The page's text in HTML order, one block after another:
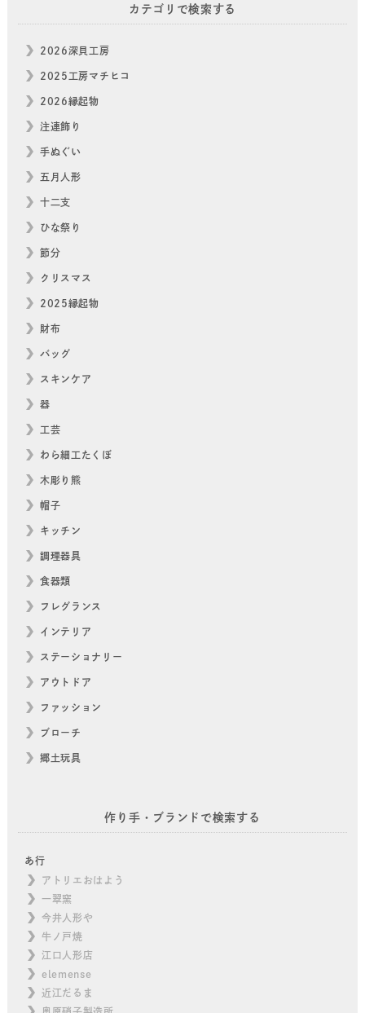
カテゴリで検索する
2026深貝工房
2025工房マチヒコ
2026縁起物
注連飾り
手ぬぐい
五月人形
十二支
ひな祭り
節分
クリスマス
2025縁起物
財布
バッグ
スキンケア
器
工芸
わら細工たくぼ
木彫り熊
帽子
キッチン
調理器具
食器類
フレグランス
インテリア
ステーショナリー
アウトドア
ファッション
ブローチ
郷土玩具
作り手・ブランドで検索する
あ行
アトリエおはよう
一翠窯
今井人形や
牛ノ戸焼
江口人形店
elemense
近江だるま